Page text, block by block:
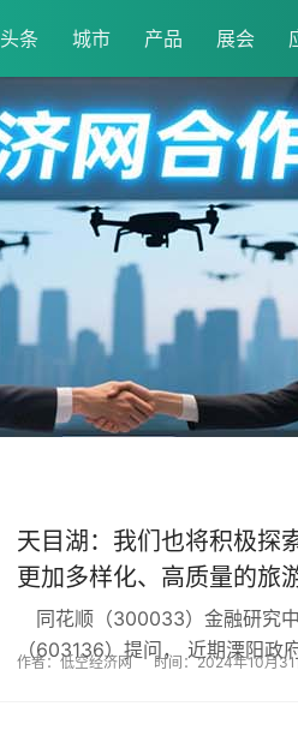
头条 城市 产品 展会
天目湖：我们也将积极探
更加多样化、高质量的旅
同花顺（300033）金融研究
（603136）提问， 近期溧阳政
作者：低空经济网 时间：2024年10月31